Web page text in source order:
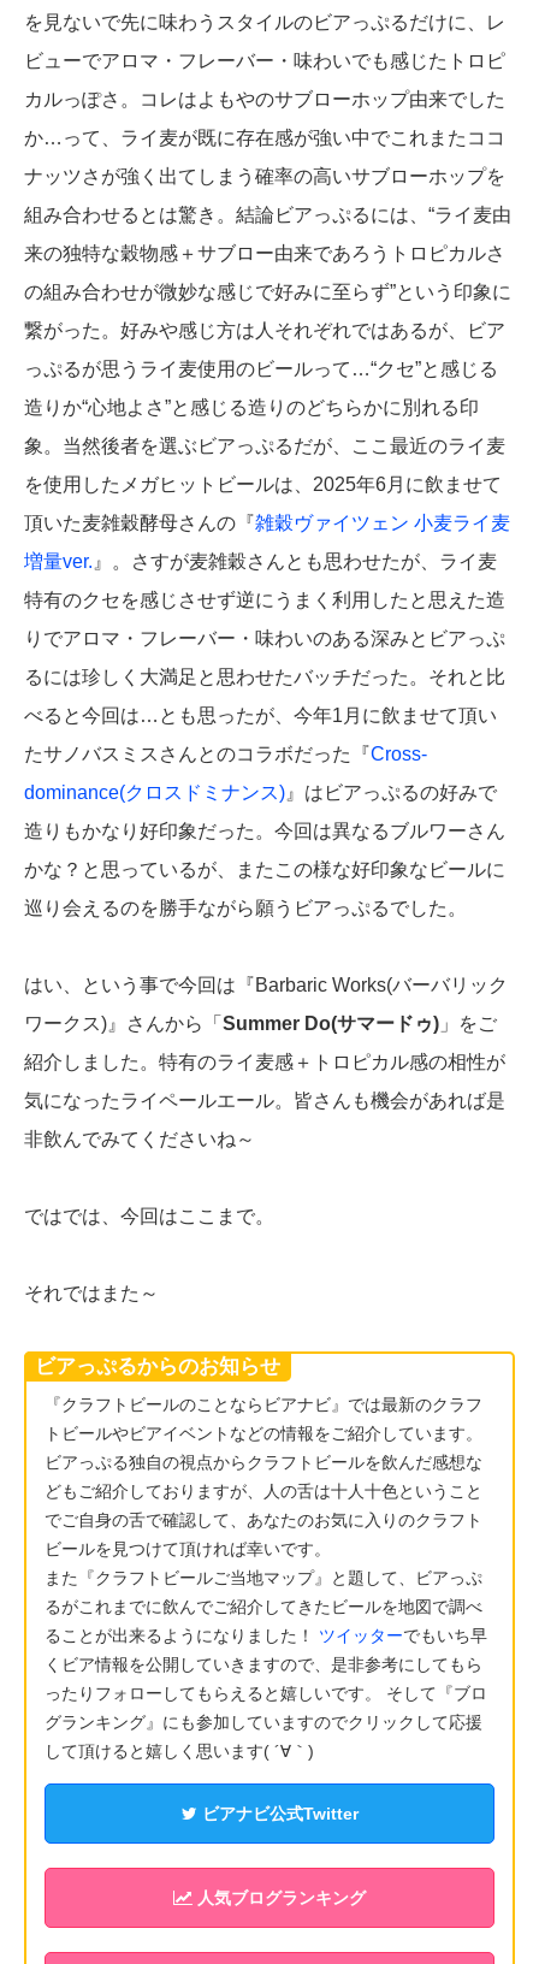
を見ないで先に味わうスタイルのビアっぷるだけに、レ
ビューでアロマ・フレーバー・味わいでも感じたトロピ
カルっぽさ。コレはよもやのサブローホップ由来でした
か…って、ライ麦が既に存在感が強い中でこれまたココ
ナッツさが強く出てしまう確率の高いサブローホップを
組み合わせるとは驚き。結論ビアっぷるには、“ライ麦由
来の独特な穀物感＋サブロー由来であろうトロピカルさ
の組み合わせが微妙な感じで好みに至らず”という印象に
繋がった。好みや感じ方は人それぞれではあるが、ビア
っぷるが思うライ麦使用のビールって…“クセ”と感じる
造りか“心地よさ”と感じる造りのどちらかに別れる印
象。当然後者を選ぶビアっぷるだが、ここ最近のライ麦
を使用したメガヒットビールは、2025年6月に飲ませて
頂いた麦雑穀酵母さんの『雑穀ヴァイツェン 小麦ライ麦
増量ver. 』。さすが麦雑穀さんとも思わせたが、ライ麦
特有のクセを感じさせず逆にうまく利用したと思えた造
りでアロマ・フレーバー・味わいのある深みとビアっぷ
るには珍しく大満足と思わせたバッチだった。それと比
べると今回は…とも思ったが、今年1月に飲ませて頂い
たサノバスミスさんとのコラボだった『Cross-
dominance(クロスドミナンス) 』はビアっぷるの好みで
造りもかなり好印象だった。今回は異なるブルワーさん
かな？と思っているが、またこの様な好印象なビールに
巡り会えるのを勝手ながら願うビアっぷるでした。
はい、という事で今回は『Barbaric Works(バーバリック
ワークス)』さんから「 Summer Do(サマードゥ) 」をご
紹介しました。特有のライ麦感＋トロピカル感の相性が
気になったライペールエール。皆さんも機会があれば是
非飲んでみてくださいね～
ではでは、今回はここまで。
それではまた～
ビアっぷるからのお知らせ
『クラフトビールのことならビアナビ』では最新のクラフ
トビールやビアイベントなどの情報をご紹介しています。
ビアっぷる独自の視点からクラフトビールを飲んだ感想な
どもご紹介しておりますが、人の舌は十人十色ということ
でご自身の舌で確認して、あなたのお気に入りのクラフト
ビールを見つけて頂ければ幸いです。
また『クラフトビールご当地マップ』と題して、ビアっぷ
るがこれまでに飲んでご紹介してきたビールを地図で調べ
ることが出来るようになりました！ ツイッターでもいち早
くビア情報を公開していきますので、是非参考にしてもら
ったりフォローしてもらえると嬉しいです。 そして『ブロ
グランキング』にも参加していますのでクリックして応援
して頂けると嬉しく思います( ´∀｀)
ビアナビ公式Twitter
人気ブログランキング